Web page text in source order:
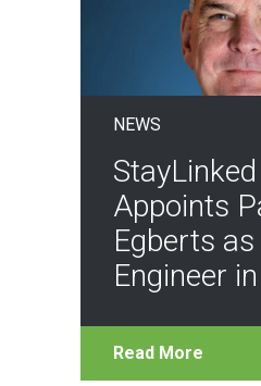
NEWS
StayLinked
Appoints
Egberts as
Engineer
Read More